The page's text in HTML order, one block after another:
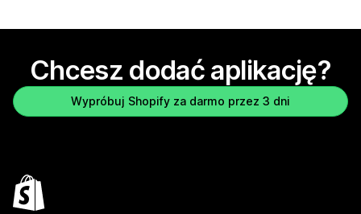
Chcesz dodać aplikację?
Wypróbuj Shopify za darmo przez 3 dni